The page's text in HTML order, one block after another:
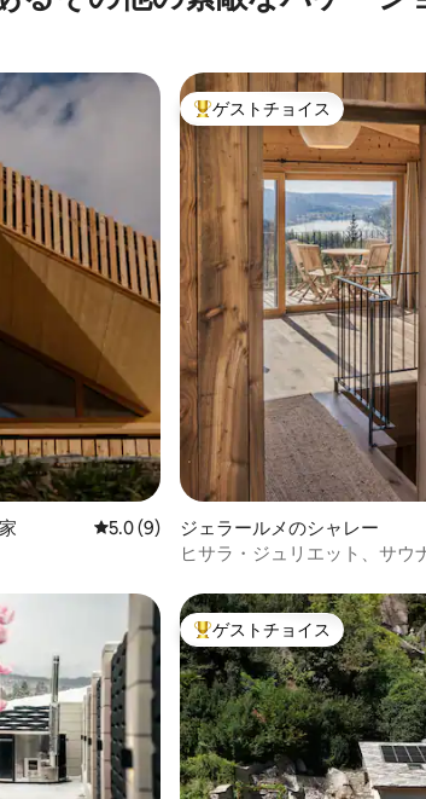
評価
です。
レビュー9件、5つ星中5.0つ星の平均評価
5.0 (9)
大好評のゲストチョイスです
ゲストチョイス
ジェラールメのシャレー
ヒサラ・ジュリエット、サウ
大好評のゲストチョイスです
ゲストチョイス